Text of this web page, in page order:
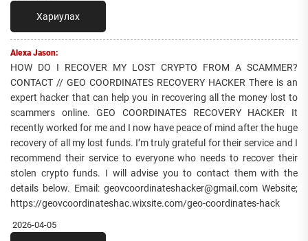
Хариулах
Alexa Jason:
HOW DO I RECOVER MY LOST CRYPTO FROM A SCAMMER?
CONTACT // GEO COORDINATES RECOVERY HACKER There is an
expert hacker that can help you in recovering all the money lost to
scammers online. GEO COORDINATES RECOVERY HACKER It
recently worked for me and I now have peace of mind after the huge
recovery of all my lost funds. I’m truly grateful for their service and I
recommend their service to everyone who needs to recover their
stolen crypto funds. I will advise you to contact them with the
details below. Email: geovcoordinateshacker@gmail.com Website;
https://geovcoordinateshac.wixsite.com/geo-coordinates-hack
2026-04-05